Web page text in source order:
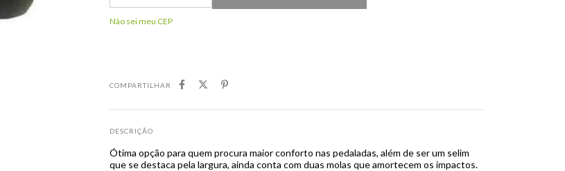
Não sei meu CEP
COMPARTILHAR
DESCRIÇÃO
Ótima opção para quem procura maior conforto nas pedaladas, além de ser um selim
que se destaca pela largura, ainda conta com duas molas que amortecem os impactos.